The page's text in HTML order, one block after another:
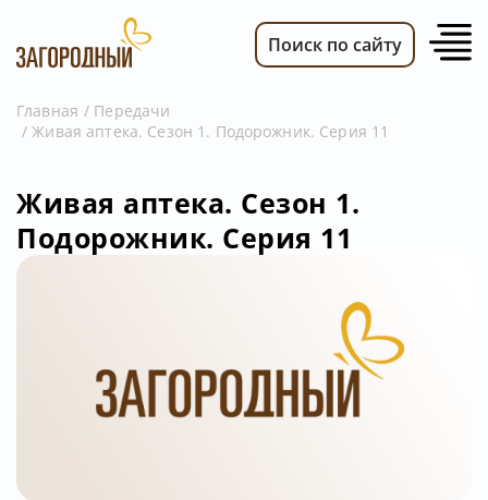
ВИДЕО
ПЕРЕДАЧИ
ТЕЛЕПРОГРАММА
РЕКЛАМОДАТЕЛЯМ
Поиск по сайту
Главная
Передачи
Живая аптека. Сезон 1. Подорожник. Серия 11
Живая аптека. Сезон 1.
Подорожник. Серия 11